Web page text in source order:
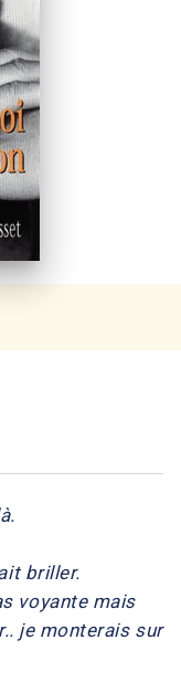
briller.
voyante mais
je monterais sur